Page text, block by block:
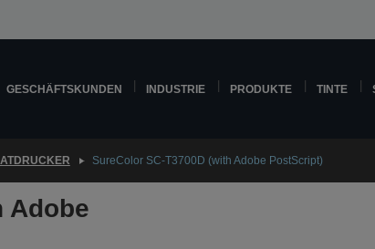
GESCHÄFTSKUNDEN INDUSTRIE PRODUKTE TINTE
SureColor SC-T3700D (with Adobe PostScript)
Adobe